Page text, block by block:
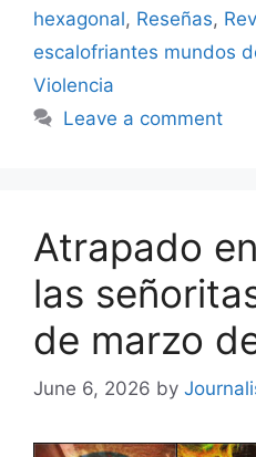
hexagonal, Reseñas,
escalofriantes mundos
Violencia
Leave a comment
Atrapado
las
de marzo
June 6, 2026 by